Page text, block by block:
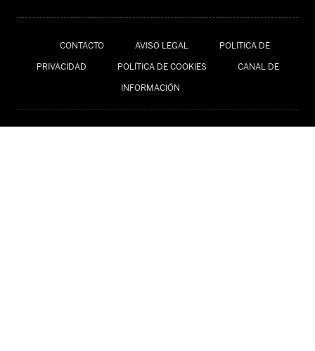
CONTACTO AVISO LEGAL POLÍTICA DE
PRIVACIDAD POLÍTICA DE COOKIES CANAL DE
INFORMACIÓN